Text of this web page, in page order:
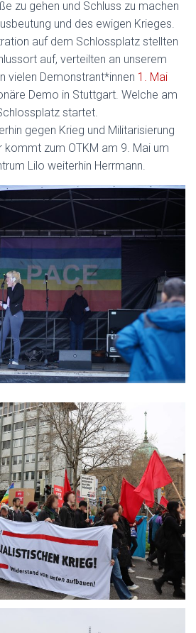
zu gehen und Schluss zu machen
und des ewigen Krieges.
auf dem Schlossplatz stellten
auf, verteilten an unserem
vielen Demonstrant*innen 1. Mai
Demo in Stuttgart. Welche am
startet.
gegen Krieg und Militarisierung
kommt zum OTKM am 9. Mai um
Lilo weiterhin Herrmann.